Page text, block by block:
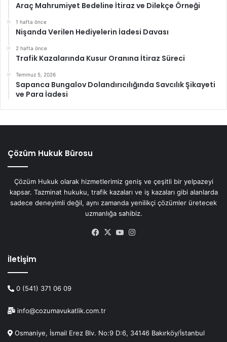
Araç Mahrumiyet Bedeline İtiraz ve Dilekçe Örneği
1 hafta önce
Nişanda Verilen Hediyelerin İadesi Davası
2 hafta önce
Trafik Kazalarında Kusur Oranına İtiraz Süreci
Temmuz 5, 2026
Sapanca Bungalov Dolandırıcılığında Savcılık Şikayeti
ve Para İadesi
Çözüm Hukuk Bürosu
Çözüm Hukuk olarak hizmetlerimiz geniş ve çeşitli bir yelpazeyi
kapsar. Tazminat hukuku, trafik kazaları ve iş kazaları gibi alanlarda
sadece deneyimli değil, aynı zamanda yenilikçi çözümler üretecek
uzmanlığa sahibiz.
Facebook
X YouTube
İletişim
0 (541) 371 06 09
info@cozumavukatlik.com.tr
Osmaniye, İsmail Erez Blv. No:9 D:6, 34146 Bakırköy/İstanbul